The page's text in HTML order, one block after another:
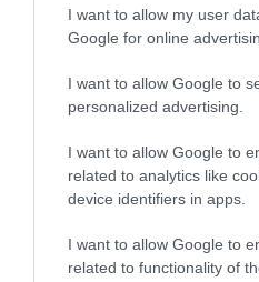
I want to allow my user
Google for online
I want to allow Google to
personalized advertising.
I want to allow Google to
related to analytics like
device identifiers in apps.
I want to allow Google to
related to functionality of
PRAZERES